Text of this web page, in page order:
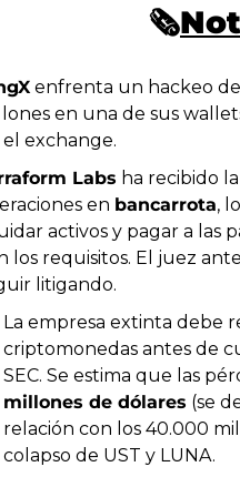
🗞️
enfrenta un hackeo
en una de sus
exchange.
Labs ha recibido
en bancarrota,
activos y pagar a las
los requisitos. El juez
litigando.
La empresa extinta debe
criptomonedas antes de
SEC. Se estima que las
millones de dólares (se
relación con los 40.000
colapso de UST y LUNA.